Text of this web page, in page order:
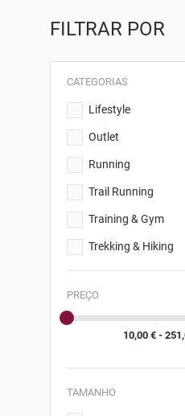
FILTRAR POR
CATEGORIAS
Lifestyle
Outlet
Running
Trail Running
Training & Gym
Trekking & Hiking
PREÇO
10,00 € -
TAMANHO